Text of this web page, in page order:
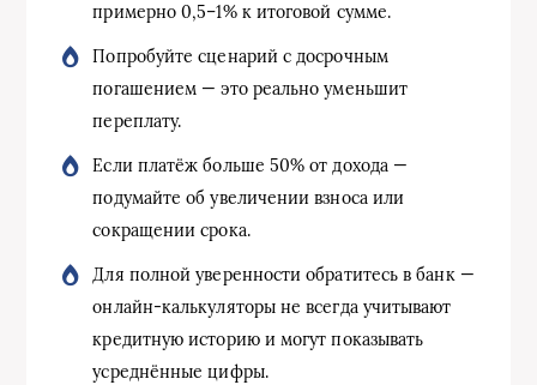
примерно 0,5–1% к итоговой сумме.
Попробуйте сценарий с досрочным
погашением — это реально уменьшит
переплату.
Если платёж больше 50% от дохода —
подумайте об увеличении взноса или
сокращении срока.
Для полной уверенности обратитесь в банк —
онлайн-калькуляторы не всегда учитывают
кредитную историю и могут показывать
усреднённые цифры.